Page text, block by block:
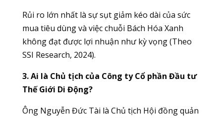
Rủi ro lớn nhất là sự sụt giảm kéo dài của sức
mua tiêu dùng và việc chuỗi Bách Hóa Xanh
không đạt được lợi nhuận như kỳ vọng (Theo
SSI Research, 2024).
3. Ai là Chủ tịch của Công ty Cổ phần Đầu tư
Thế Giới Di Động?
Ông Nguyễn Đức Tài là Chủ tịch Hội đồng quản